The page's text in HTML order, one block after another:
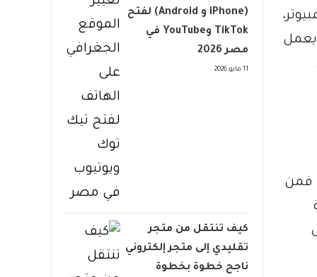
يعمل
فمن
(iPhone و Android) لفتح
TikTok وYouTube في
مصر 2026
11 مايو، 2026
كيف تنتقل من متجر
تقليدي إلى متجر إلكتروني
ناجح خطوة بخطوة